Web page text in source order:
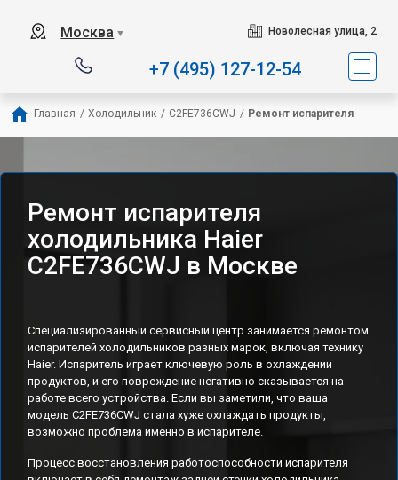
Москва ▼ Новолесная улица, 2
+7 (495) 127-12-54
Главная / Холодильник / C2FE736CWJ / Ремонт испарителя
Ремонт испарителя
холодильника Haier
C2FE736CWJ в Москве
Специализированный сервисный центр занимается ремонтом
испарителей холодильников разных марок, включая технику
Haier. Испаритель играет ключевую роль в охлаждении
продуктов, и его повреждение негативно сказывается на
работе всего устройства. Если вы заметили, что ваша
модель C2FE736CWJ стала хуже охлаждать продукты,
возможно проблема именно в испарителе.
Процесс восстановления работоспособности испарителя